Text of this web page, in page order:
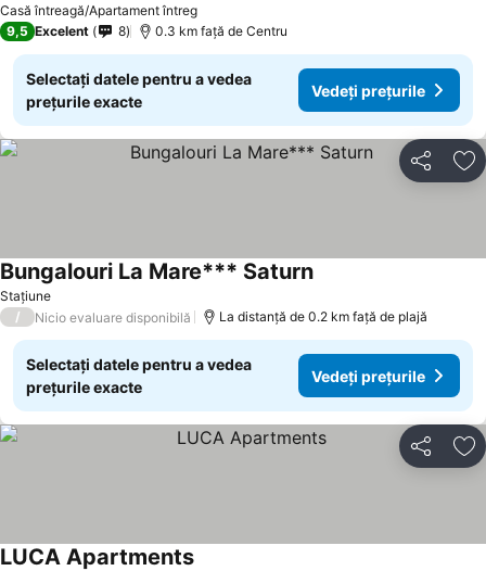
Casă întreagă/Apartament întreg
9,5 Excelent 8 0.3 km faţă de Centru
Selectați datele pentru a vedea
prețurile exacte
Vedeți prețurile
Distribuiți
Stațiune
Bungalouri La Mare*** Saturn
/ Nicio evaluare disponibilă La distanță de 0.2 km față de plajă
Selectați datele pentru a vedea
prețurile exacte
Vedeți prețurile
Distribuiți
LUCA Apartments